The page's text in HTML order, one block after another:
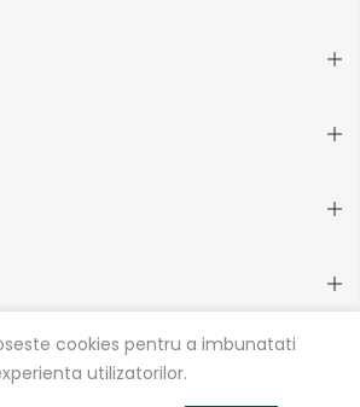
cookies pentru a imbunatati
utilizatorilor.